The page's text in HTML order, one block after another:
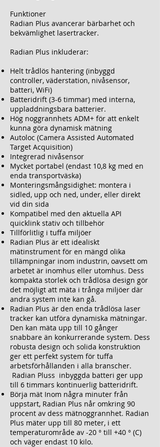
Funktioner
Radian Plus avancerar bärbarhet och
bekvämlighet lasertracker.
Radian Plus inkluderar:
Helt trådlös hantering (inbyggd
controller, väderstation, nivåsensor,
batteri, WiFi)
Batteridrift (3-6 timmar) med interna,
uppladdningsbara batterier.
Hög noggrannhets ADM+ för att enkelt
kunna göra dynamisk mätning
Autoloc (Camera Assisted Automated
Target Acquisition)
Integrerad nivåsensor
Mycket portabel (endast 10,8 kg med en
enda transportväska)
Monteringsmångsidighet: montera i
sidled, upp och ned, under, eller direkt
vid din sida
Kompatibel med den aktuella API
quicklink stativ och tillbehör
Tillförlitlig i tuffa miljöer
Radian Plus är ett idealiskt
mätinstrument för en mängd olika
tillämpningar inom industrin, oavsett om
arbetet är inomhus eller utomhus. Dess
kompakta storlek och trådlösa design gör
det möjligt att mäta i trånga miljöer där
andra system inte kan gå.
Radian Plus är den enda trådlösa laser
tracker kan utföra dynamiska mätningar.
Den kan mäta upp till 10 gånger
snabbare än konkurrerande system. Dess
robusta design och solida konstruktion
ger ett perfekt system för tuffa
arbetsförhållanden i alla branscher.
Radian Pluss inbyggda batteri ger upp
till 6 timmars kontinuerlig batteridrift.
Börja mät Inom några minuter från
uppstart, Radian Plus når omkring 90
procent av dess mätnoggrannhet. Radian
Plus mäter upp till 80 meter, i ett
temperaturområde av -20 ° till +40 ° (C)
och väger endast 10 kilo.